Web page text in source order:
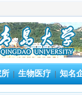
|生物医疗|知名